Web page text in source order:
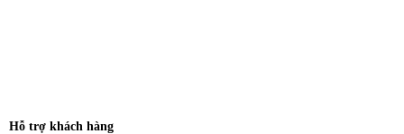
Hỗ trợ khách hàng